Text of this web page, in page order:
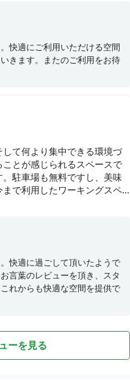
ょく利用させていただきま
快適にご利用いただける空間
きます。またのご利用をお待
て何より集中できる環境づ
とが感じられるスペースで
駐車場も無料ですし、美味
で利用したワーキングスペ
心地の良さ、全てにおいて
快適に過ごして頂いたようで
言葉のレビューを頂き、スタ
れからも快適な空間を提供で
ーを見る